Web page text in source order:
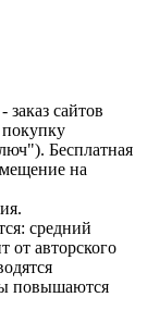
заказ сайтов
покупку
Бесплатная
на
средний
от авторского
повышаются